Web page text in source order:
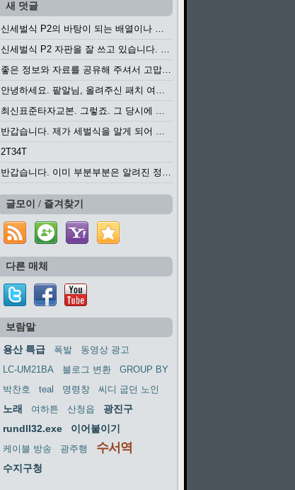
새 덧글
신세벌식 P2의 바탕이 되는 배열이나 주요 기능...
신세벌식 P2 자판을 잘 쓰고 있습니다. 쓰기 편리...
좋은 정보와 자료를 공유해 주셔서 고맙습니다....
안녕하세요. 팥알님, 올려주신 패치 여러모로 감사...
최신표준타자교본. 그렇죠. 그 당시에 최신 표준...
반갑습니다. 제가 세벌식을 알게 되어 세벌식 써...
2T34T
반갑습니다. 이미 부분부분은 알려진 정보들이...
글모이 / 즐겨찾기
다른 매체
보람말
용산 특급 폭발
동영상 광고
LC-UM21BA
블로그 변환
GROUP BY
박찬호
teal 명령창 씨디 굽던 노인
노래 여하튼 산청읍
광진구
rundll32.exe
이어붙이기
케이블 방송 광주행 수서역
수지구청